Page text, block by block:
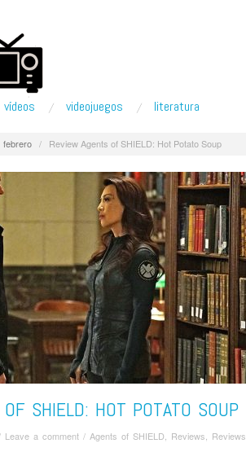
ví­deos videojuegos literatura
febrero / Review Agents of SHIELD: Hot Potato Soup
SHIELD: HOT POTATO SOUP
Leave a comment / Agents of SHIELD Reviews
Reviews